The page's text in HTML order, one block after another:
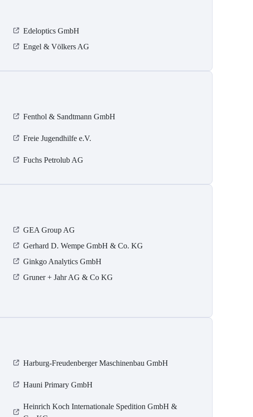
Edeloptics GmbH
Engel & Völkers AG
Fenthol & Sandtmann GmbH
Freie Jugendhilfe e.V.
Fuchs Petrolub AG
GEA Group AG
Gerhard D. Wempe GmbH & Co. KG
Ginkgo Analytics GmbH
Gruner + Jahr AG & Co KG
Harburg-Freudenberger Maschinenbau GmbH
Hauni Primary GmbH
Heinrich Koch Internationale Spedition GmbH &